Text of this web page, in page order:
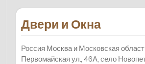
Двери и Окна
Россия Москва и Московская
Первомайская ул., 46А, село